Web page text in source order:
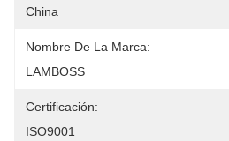
China
Nombre De La Marca:
LAMBOSS
Certificación:
ISO9001